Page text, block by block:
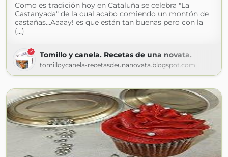
Como es tradición hoy en Cataluña se celebra "La
Castanyada" de la cual acabo comiendo un montón de
castañas...Aaaay! es que están tan buenas pero con la
(...)
Tomillo y canela. Recetas de una novata.
tomilloycanela-recetasdeunanovata.blogspot.com